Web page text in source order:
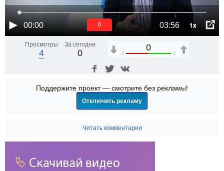
00:00 03:56 1x
6
Просмотры
4
За сегодня
0
0
0 0
Поддержите проект — смотрите без рекламы!
Отключить рекламу
Читать комментарии